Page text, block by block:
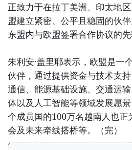
正致力于在拉丁美洲、印太地
盟建立紧密、公平且稳固的伙
东盟内与欧盟签署合作协议的先
朱利安·盖里耶表示，欧盟是一
伙伴，通过提供资金与技术支
通信、 能源基础设施、交通运
体以及人工智能等领域发展愿
个成员国的100万名越南人也正
会及未来牵线搭桥等。（完）